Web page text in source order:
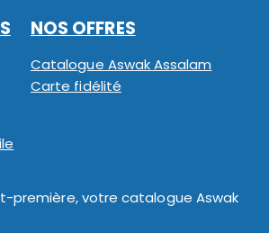
NOS OFFRES
Catalogue Aswak Assalam
Carte fidélité
première, votre catalogue Aswak